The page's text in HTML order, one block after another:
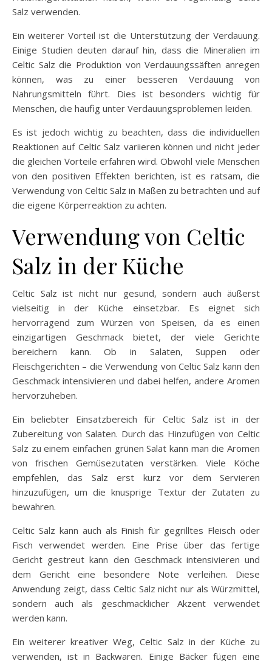
Salz verwenden.
Ein weiterer Vorteil ist die Unterstützung der Verdauung.
Einige Studien deuten darauf hin, dass die Mineralien im
Celtic Salz die Produktion von Verdauungssäften anregen
können, was zu einer besseren Verdauung von
Nahrungsmitteln führt. Dies ist besonders wichtig für
Menschen, die häufig unter Verdauungsproblemen leiden.
Es ist jedoch wichtig zu beachten, dass die individuellen
Reaktionen auf Celtic Salz variieren können und nicht jeder
die gleichen Vorteile erfahren wird. Obwohl viele Menschen
von den positiven Effekten berichten, ist es ratsam, die
Verwendung von Celtic Salz in Maßen zu betrachten und auf
die eigene Körperreaktion zu achten.
Verwendung von Celtic
Salz in der Küche
Celtic Salz ist nicht nur gesund, sondern auch äußerst
vielseitig in der Küche einsetzbar. Es eignet sich
hervorragend zum Würzen von Speisen, da es einen
einzigartigen Geschmack bietet, der viele Gerichte
bereichern kann. Ob in Salaten, Suppen oder
Fleischgerichten – die Verwendung von Celtic Salz kann den
Geschmack intensivieren und dabei helfen, andere Aromen
hervorzuheben.
Ein beliebter Einsatzbereich für Celtic Salz ist in der
Zubereitung von Salaten. Durch das Hinzufügen von Celtic
Salz zu einem einfachen grünen Salat kann man die Aromen
von frischen Gemüsezutaten verstärken. Viele Köche
empfehlen, das Salz erst kurz vor dem Servieren
hinzuzufügen, um die knusprige Textur der Zutaten zu
bewahren.
Celtic Salz kann auch als Finish für gegrilltes Fleisch oder
Fisch verwendet werden. Eine Prise über das fertige
Gericht gestreut kann den Geschmack intensivieren und
dem Gericht eine besondere Note verleihen. Diese
Anwendung zeigt, dass Celtic Salz nicht nur als Würzmittel,
sondern auch als geschmacklicher Akzent verwendet
werden kann.
Ein weiterer kreativer Weg, Celtic Salz in der Küche zu
verwenden, ist in Backwaren. Einige Bäcker fügen eine